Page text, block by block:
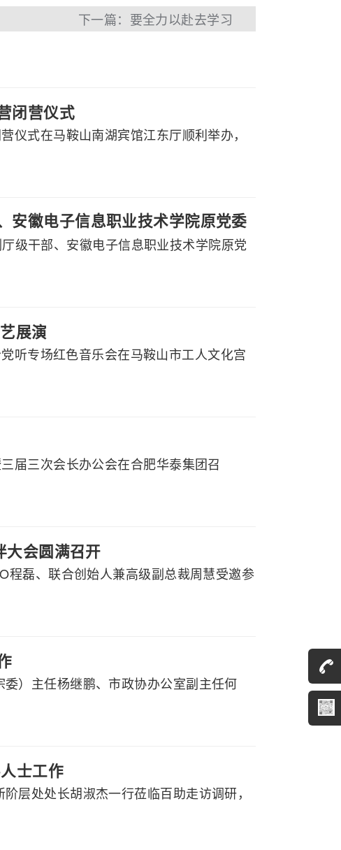
下一篇：要全力以赴去学习
闭营仪式
仪式在马鞍山南湖宾馆江东厅顺利举办，
安徽电子信息职业技术学院原党委
级干部、安徽电子信息职业技术学院原党
展演
听专场红色音乐会在马鞍山市工人文化宫
届三次会长办公会在合肥华泰集团召
大会圆满召开
程磊、联合创始人兼高级副总裁周慧受邀参
）主任杨继鹏、市政协办公室副主任何
士工作
层处处长胡淑杰一行莅临百助走访调研，